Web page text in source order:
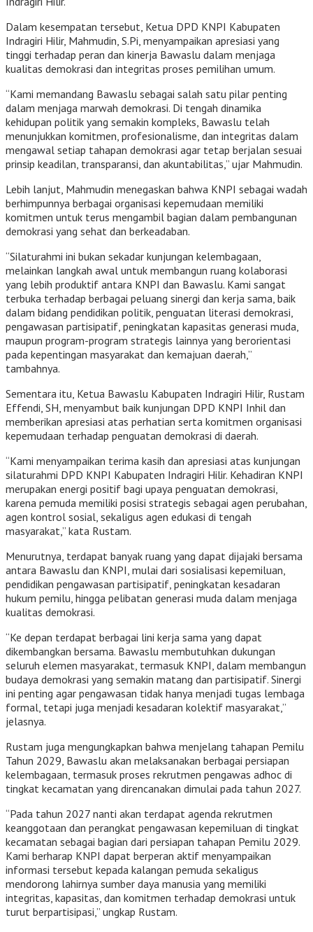
Dalam kesempatan tersebut, Ketua DPD KNPI Kabupaten
Indragiri Hilir, Mahmudin, S.Pi, menyampaikan apresiasi yang
tinggi terhadap peran dan kinerja Bawaslu dalam menjaga
kualitas demokrasi dan integritas proses pemilihan umum.
“Kami memandang Bawaslu sebagai salah satu pilar penting
dalam menjaga marwah demokrasi. Di tengah dinamika
kehidupan politik yang semakin kompleks, Bawaslu telah
menunjukkan komitmen, profesionalisme, dan integritas dalam
mengawal setiap tahapan demokrasi agar tetap berjalan sesuai
prinsip keadilan, transparansi, dan akuntabilitas,” ujar Mahmudin.
Lebih lanjut, Mahmudin menegaskan bahwa KNPI sebagai wadah
berhimpunnya berbagai organisasi kepemudaan memiliki
komitmen untuk terus mengambil bagian dalam pembangunan
demokrasi yang sehat dan berkeadaban.
“Silaturahmi ini bukan sekadar kunjungan kelembagaan,
melainkan langkah awal untuk membangun ruang kolaborasi
yang lebih produktif antara KNPI dan Bawaslu. Kami sangat
terbuka terhadap berbagai peluang sinergi dan kerja sama, baik
dalam bidang pendidikan politik, penguatan literasi demokrasi,
pengawasan partisipatif, peningkatan kapasitas generasi muda,
maupun program-program strategis lainnya yang berorientasi
pada kepentingan masyarakat dan kemajuan daerah,”
tambahnya.
Sementara itu, Ketua Bawaslu Kabupaten Indragiri Hilir, Rustam
Effendi, SH, menyambut baik kunjungan DPD KNPI Inhil dan
memberikan apresiasi atas perhatian serta komitmen organisasi
kepemudaan terhadap penguatan demokrasi di daerah.
“Kami menyampaikan terima kasih dan apresiasi atas kunjungan
silaturahmi DPD KNPI Kabupaten Indragiri Hilir. Kehadiran KNPI
merupakan energi positif bagi upaya penguatan demokrasi,
karena pemuda memiliki posisi strategis sebagai agen perubahan,
agen kontrol sosial, sekaligus agen edukasi di tengah
masyarakat,” kata Rustam.
Menurutnya, terdapat banyak ruang yang dapat dijajaki bersama
antara Bawaslu dan KNPI, mulai dari sosialisasi kepemiluan,
pendidikan pengawasan partisipatif, peningkatan kesadaran
hukum pemilu, hingga pelibatan generasi muda dalam menjaga
kualitas demokrasi.
“Ke depan terdapat berbagai lini kerja sama yang dapat
dikembangkan bersama. Bawaslu membutuhkan dukungan
seluruh elemen masyarakat, termasuk KNPI, dalam membangun
budaya demokrasi yang semakin matang dan partisipatif. Sinergi
ini penting agar pengawasan tidak hanya menjadi tugas lembaga
formal, tetapi juga menjadi kesadaran kolektif masyarakat,”
jelasnya.
Rustam juga mengungkapkan bahwa menjelang tahapan Pemilu
Tahun 2029, Bawaslu akan melaksanakan berbagai persiapan
kelembagaan, termasuk proses rekrutmen pengawas adhoc di
tingkat kecamatan yang direncanakan dimulai pada tahun 2027.
“Pada tahun 2027 nanti akan terdapat agenda rekrutmen
keanggotaan dan perangkat pengawasan kepemiluan di tingkat
kecamatan sebagai bagian dari persiapan tahapan Pemilu 2029.
Kami berharap KNPI dapat berperan aktif menyampaikan
informasi tersebut kepada kalangan pemuda sekaligus
mendorong lahirnya sumber daya manusia yang memiliki
integritas, kapasitas, dan komitmen terhadap demokrasi untuk
turut berpartisipasi,” ungkap Rustam.